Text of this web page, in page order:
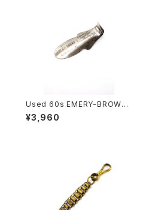
Used 60s EMERY-BROWN
S Shoe Horn 古着
¥3,960